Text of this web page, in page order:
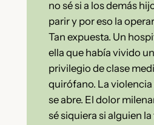
no sé si a los demás
parir y por eso la
Tan expuesta. Un
ella que había vivido
privilegio de clase
quirófano. La
se abre. El dolor
sé siquiera si alguien